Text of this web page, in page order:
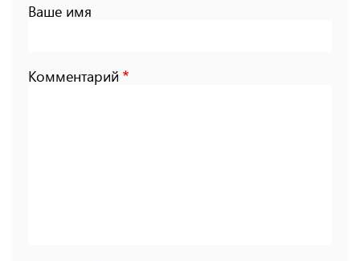
Ваше имя
Комментарий